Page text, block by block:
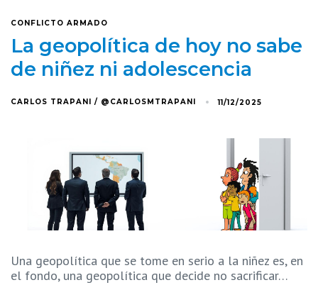
CONFLICTO ARMADO
La geopolítica de hoy no sabe
de niñez ni adolescencia
CARLOS TRAPANI / @CARLOSMTRAPANI 11/12/2025
Una geopolítica que se tome en serio a la niñez es, en
el fondo, una geopolítica que decide no sacrificar…